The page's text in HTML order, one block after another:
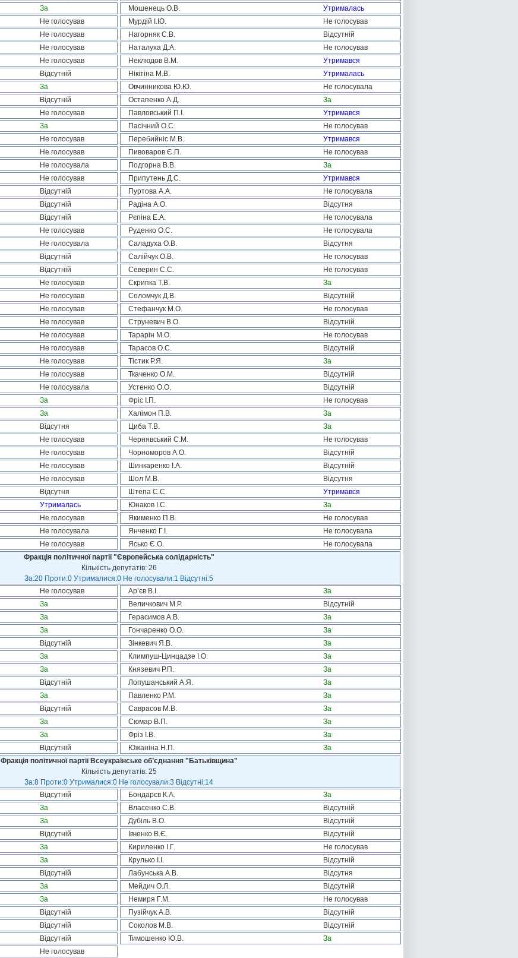
За Мошенець О.В.
Утрималась
Не голосував Мурдій І.Ю.
Не голосував
Не голосував Нагорняк С.В.
Відсутній
Не голосував Наталуха Д.А.
Не голосував
Не голосував Неклюдов В.М.
Утримався
Відсутній Нікітіна М.В.
Утрималась
За Овчинникова Ю.Ю.
Не голосувала
Відсутній Остапенко А.Д.
За
Не голосував Павловський П.І.
Утримався
За Пасічний О.С.
Не голосував
Не голосував Перебийніс М.В.
Утримався
Не голосував Пивоваров Є.П.
Не голосував
Не голосувала Подгорна В.В.
За
Не голосував Припутень Д.С.
Утримався
Відсутній Пуртова А.А.
Не голосувала
Відсутній Радіна А.О.
Відсутня
Відсутній Рєпіна Е.А.
Не голосувала
Не голосував Руденко О.С.
Не голосувала
Не голосувала Саладуха О.В.
Відсутня
Відсутній Салійчук О.В.
Не голосував
Відсутній Северин С.С.
Не голосував
Не голосував Скрипка Т.В.
За
Не голосував Соломчук Д.В.
Відсутній
Не голосував Стефанчук М.О.
Не голосував
Не голосував Струневич В.О.
Відсутній
Не голосував Тарарін М.О.
Не голосував
Не голосував Тарасов О.С.
Відсутній
Не голосував Тістик Р.Я.
За
Не голосував Ткаченко О.М.
Відсутній
Не голосувала Устенко О.О.
Відсутній
За Фріс І.П.
Не голосував
За Халімон П.В.
За
Відсутня Циба Т.В.
За
Не голосував Чернявський С.М.
Не голосував
Не голосував Чорноморов А.О.
Відсутній
Не голосував Шинкаренко І.А.
Відсутній
Не голосував Шол М.В.
Відсутня
Відсутня Штепа С.С.
Утримався
Утрималась Юнаков І.С.
За
Не голосував Якименко П.В.
Не голосував
Не голосувала Янченко Г.І.
Не голосувала
Не голосував Ясько Є.О.
Не голосувала
Фракція політичної партії "Європейська солідарність"
Кількість депутатів: 26
За:20 Проти:0 Утрималися:0 Не голосували:1 Відсутні:5
Не голосував Ар’єв В.І.
За
За Величкович М.Р.
Відсутній
За Герасимов А.В.
За
За Гончаренко О.О.
За
Відсутній Зінкевич Я.В.
За
За Климпуш-Цинцадзе І.О.
За
За Князевич Р.П.
За
Відсутній Лопушанський А.Я.
За
За Павленко Р.М.
За
Відсутній Саврасов М.В.
За
За Сюмар В.П.
За
За Фріз І.В.
За
Відсутній Южаніна Н.П.
За
Фракція політичної партії Всеукраїнське об’єднання "Батьківщина"
Кількість депутатів: 25
За:8 Проти:0 Утрималися:0 Не голосували:3 Відсутні:14
Відсутній Бондарєв К.А.
За
За Власенко С.В.
Відсутній
За Дубіль В.О.
Відсутній
Відсутній Івченко В.Є.
Відсутній
За Кириленко І.Г.
Не голосував
За Крулько І.І.
Відсутній
Відсутній Лабунська А.В.
Відсутня
За Мейдич О.Л.
Відсутній
За Немиря Г.М.
Не голосував
Відсутній Пузійчук А.В.
Відсутній
Відсутній Соколов М.В.
Відсутній
Відсутній Тимошенко Ю.В.
За
Не голосував